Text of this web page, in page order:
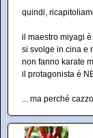
quindi,
il maestro miyagi
si svolge in cina e
non fanno karate
il protagonista è
... ma perché